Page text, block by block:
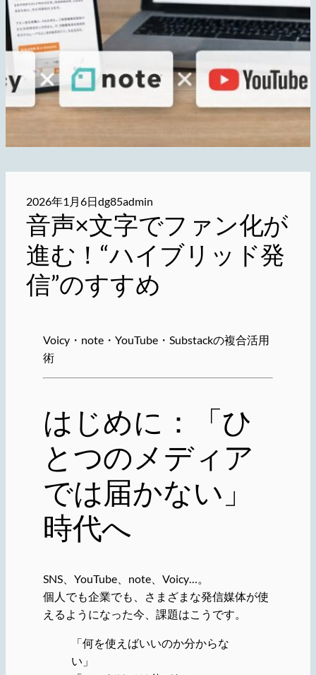
2026年1月6日dg85admin
音声×文字でファン化が
進む！“ハイブリッド発
信”のすすめ
Voicy・note・YouTube・Substackの複合活用
術
はじめに：「ひ
とつのメディア
では届かない」
時代へ
SNS、YouTube、note、Voicy…。
個人でも企業でも、さまざまな発信媒体が使
えるようになった今、課題はこうです。
「何を使えばいいのか分からな
い」